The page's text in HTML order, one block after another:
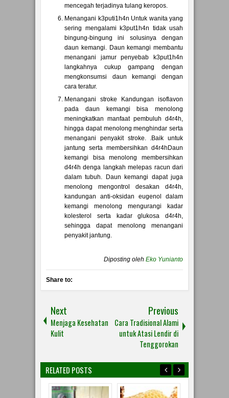
mencegah terjadinya tulang keropos.
Menangani k3puti1h4n Untuk wanita yang
sering mengalami k3put1h4n tidak usah
bingung-bingung ini solusinya dengan
daun kemangi. Daun kemangi membantu
menangani jamur penyebab k3put1h4n
langkahnya cukup gampang dengan
mengkonsumsi daun kemangi dengan
cara teratur.
Menangani stroke Kandungan isoflavon
pada daun kemangi bisa menolong
meningkatkan manfaat pembuluh d4r4h,
hingga dapat menolong menghindar serta
menangani penyakit stroke. .Baik untuk
jantung serta membersihkan d4r4hDaun
kemangi bisa menolong membersihkan
d4r4h denga langkah melepas racun dari
dalam tubuh. Daun kemangi dapat juga
menolong mengontrol desakan d4r4h,
kandungan anti-oksidan eugenol dalam
kemangi menolong mengurangi kadar
kolesterol serta kadar glukosa d4r4h,
sehingga dapat menolong menangani
penyakit jantung.
Diposting oleh Eko Yunianto
Share to:
Next
Menjaga Kesehatan
Kulit
Previous
Cara Tradisional Alami
untuk Atasi Lendir di
Tenggorokan
RELATED POSTS